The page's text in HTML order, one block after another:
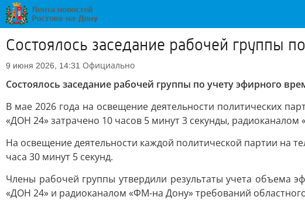
Состоялось заседание рабочей группы
9 июня 2026, 14:31 Официально
Состоялось заседание рабочей группы по учету эфирного
В мае 2026 года на освещение деятельности политических
«ДОН 24» затрачено 10 часов 5 минут 3 секунды, радиоканалом
На освещение деятельности каждой политической партии на
часа 30 минут 5 секунд.
Члены рабочей группы утвердили результаты учета объема
«ДОН 24» и радиоканалом «ФМ-на Дону» требований